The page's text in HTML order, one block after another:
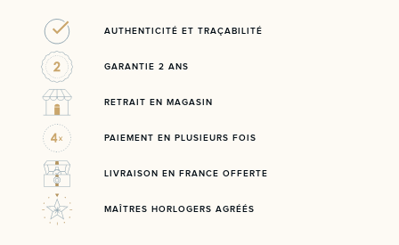
AUTHENTICITÉ ET TRAÇABILITÉ
GARANTIE 2 ANS
RETRAIT EN MAGASIN
PAIEMENT EN PLUSIEURS FOIS
LIVRAISON EN FRANCE OFFERTE
MAÎTRES HORLOGERS AGRÉÉS